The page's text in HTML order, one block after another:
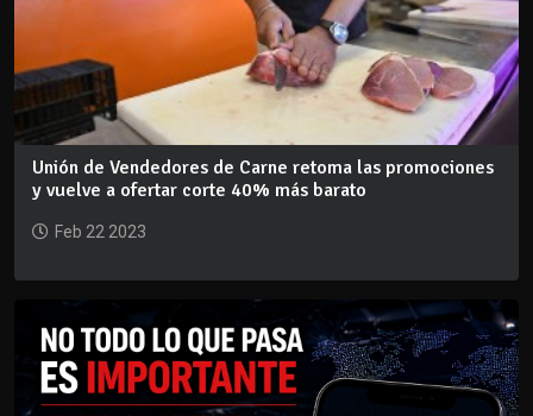
Unión de Vendedores de Carne retoma las promociones
y vuelve a ofertar corte 40% más barato
Feb 22 2023